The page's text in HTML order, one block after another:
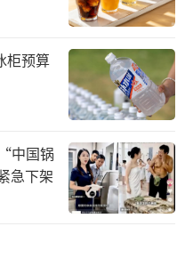
柜预算
中国锅
急下架